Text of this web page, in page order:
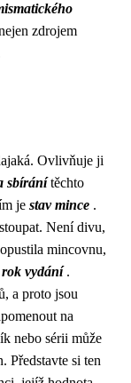
zdrojem
Ovlivňuje ji
sbíránítěchto
je stav mince .
Není divu,
mincovnu,
rok vydání.
a proto jsou
na
nebo sérii může
Představte si ten